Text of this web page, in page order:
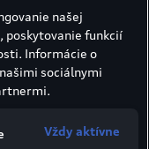
našej
poskytovanie funkcií
Informácie o
sociálnymi
Vždy aktívne